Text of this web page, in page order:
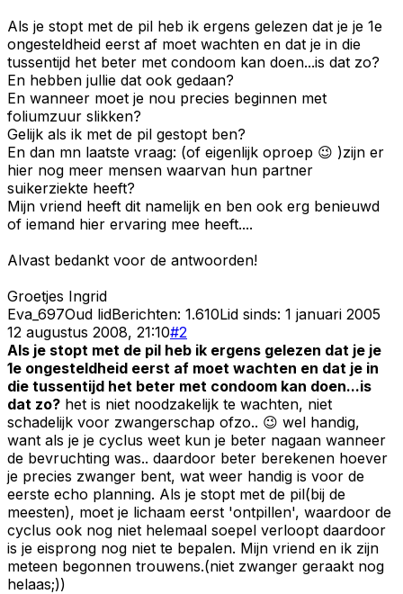
Als je stopt met de pil heb ik ergens gelezen dat je je 1e
ongesteldheid eerst af moet wachten en dat je in die
tussentijd het beter met condoom kan doen...is dat zo?
En hebben jullie dat ook gedaan?
En wanneer moet je nou precies beginnen met
foliumzuur slikken?
Gelijk als ik met de pil gestopt ben?
En dan mn laatste vraag: (of eigenlijk oproep 😉 )zijn er
hier nog meer mensen waarvan hun partner
suikerziekte heeft?
Mijn vriend heeft dit namelijk en ben ook erg benieuwd
of iemand hier ervaring mee heeft....
Alvast bedankt voor de antwoorden!
Groetjes Ingrid
Eva_697Oud lidBerichten: 1.610Lid sinds: 1 januari 2005
12 augustus 2008, 21:10#2
Als je stopt met de pil heb ik ergens gelezen dat je je
1e ongesteldheid eerst af moet wachten en dat je in
die tussentijd het beter met condoom kan doen...is
dat zo? het is niet noodzakelijk te wachten, niet
schadelijk voor zwangerschap ofzo.. 😉 wel handig,
want als je je cyclus weet kun je beter nagaan wanneer
de bevruchting was.. daardoor beter berekenen hoever
je precies zwanger bent, wat weer handig is voor de
eerste echo planning. Als je stopt met de pil(bij de
meesten), moet je lichaam eerst 'ontpillen', waardoor de
cyclus ook nog niet helemaal soepel verloopt daardoor
is je eisprong nog niet te bepalen. Mijn vriend en ik zijn
meteen begonnen trouwens.(niet zwanger geraakt nog
helaas;))